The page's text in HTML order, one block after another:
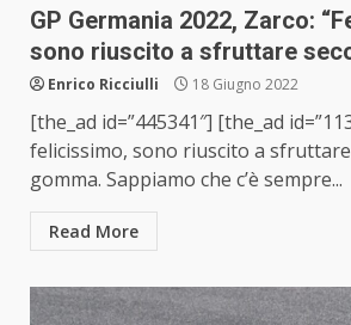
GP Germania 2022, Zarco:
sono riuscito a sfruttare
Enrico Ricciulli 18 Giugno 2022
[the_ad id=”445341″] [the_ad
felicissimo, sono riuscito a
gomma. Sappiamo che c’è sempre...
Read More